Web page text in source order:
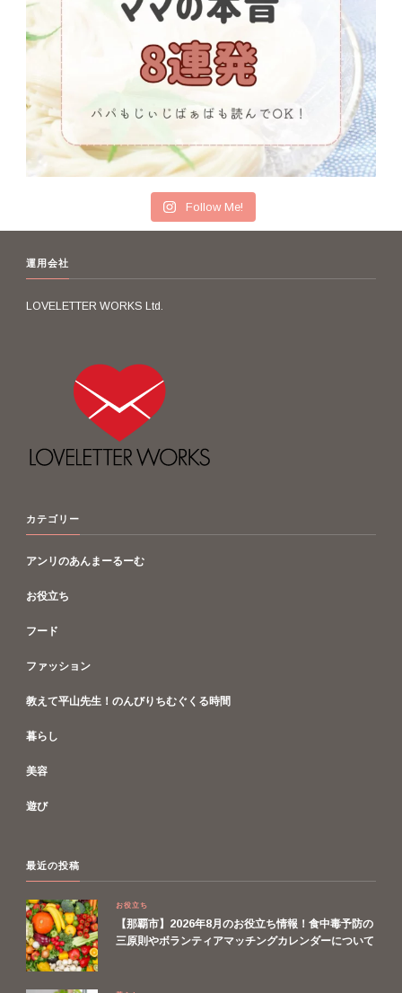
Follow Me!
運用会社
LOVELETTER WORKS Ltd.
カテゴリー
アンリのあんまーるーむ
お役立ち
フード
ファッション
教えて平山先生！のんびりちむぐくる時間
暮らし
美容
遊び
最近の投稿
お役立ち
【那覇市】2026年8月のお役立ち情報！食中毒予防の
三原則やボランティアマッチングカレンダーについて